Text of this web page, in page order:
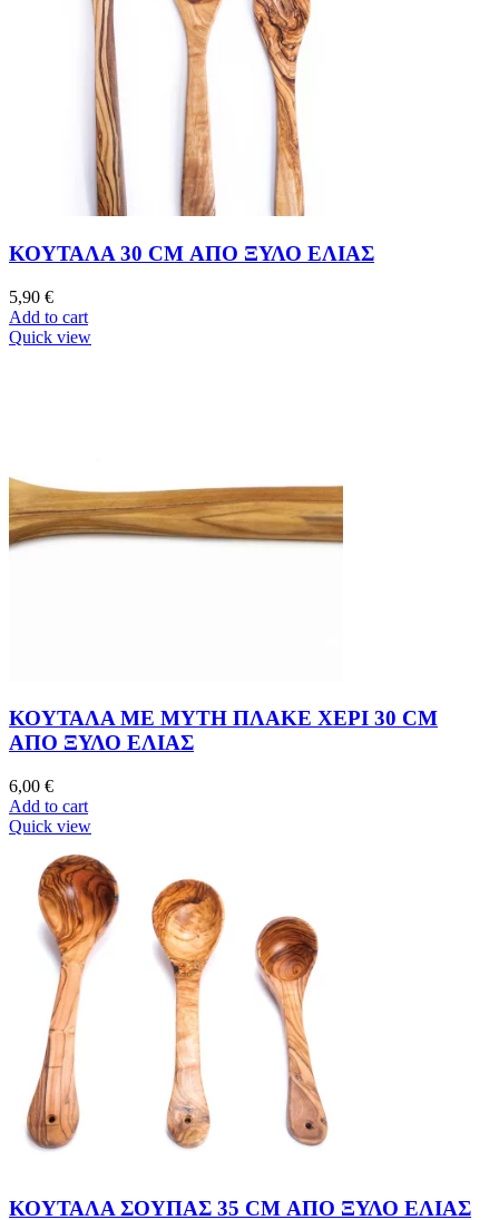
ΚΟΥΤΑΛΑ 30 CM ΑΠΟ ΞΥΛΟ ΕΛΙΑΣ
5,90 €
Add to cart
Quick view
ΚΟΥΤΑΛΑ ΜΕ ΜΥΤΗ ΠΛΑΚΕ ΧΕΡΙ 30 CM
ΑΠΟ ΞΥΛΟ ΕΛΙΑΣ
6,00 €
Add to cart
Quick view
ΚΟΥΤΑΛΑ ΣΟΥΠΑΣ 35 CM ΑΠΟ ΞΥΛΟ ΕΛΙΑΣ